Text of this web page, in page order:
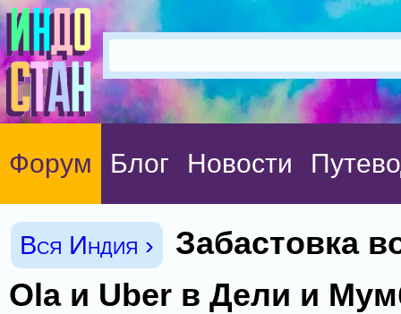
Форум Блог Новости
Вся Индия ›
Забастовка
Ola и Uber в Дели и